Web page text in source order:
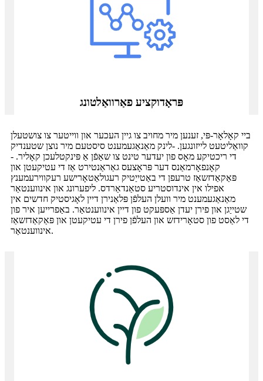
פּראָדוקציע פאַרוואַלטונג
ביי קאָלאָר-פּי, זענען מיר מחויב צו גיין העכער און ווייטער צו צושטעלן
קוואַליטעט לייזונגען. -לינק מאַנאַגעמענט סיסטעם מיר נוצן שטענדיק
די ריכטיקע מאָס פון יעדער טינט צו שאַפֿן אַ פּינקטלעכן קאָליר. -
קאָנפאָרמאַנס דער פּראָצעס גאַראַנטירט אַז די עטיקעטן און
פּאַקאַדזשאַז טרעפן די באַטייַטיק רעגולאַטאָרישע רעקווירעמענץ
אפילו אין אינדוסטריע סטאַנדאַרדס. ליפערונג און אינווענטאַר
מאַנאַגעמענט מיר וועלן העלפֿן פּלאַנירן דיין לאָגיסטיק חדשים אין
שטייַגן און פירן יעדן אַספּעקט פון דיין אינווענטאַר. באַפרייען איר פון
די לאַסט פון סטאָרידזש און העלפֿן פירן די עטיקעטן און פּאַקאַדזשאַז
אינווענטאַר.